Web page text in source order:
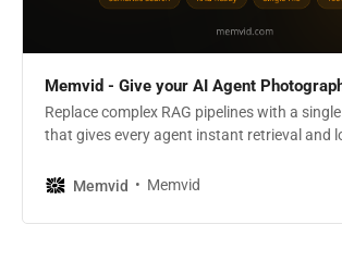
Memvid - Give your AI Agent
Replace complex RAG pipelines with a
that gives every agent instant retrieval and
Memvid
Memvid